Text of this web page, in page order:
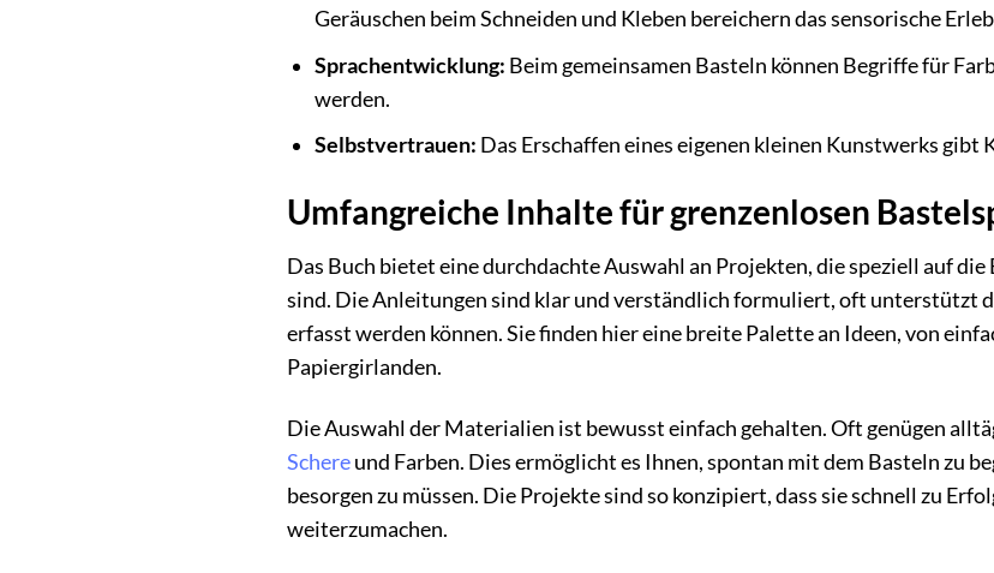
Geräuschen beim Schneiden und Kleben bereichern das sensorische
Sprachentwicklung: Beim gemeinsamen Basteln können Begriffe für
werden.
Selbstvertrauen: Das Erschaffen eines eigenen kleinen Kunstwerks
Umfangreiche Inhalte für grenzenlosen
Das Buch bietet eine durchdachte Auswahl an Projekten, die speziell auf
sind. Die Anleitungen sind klar und verständlich formuliert, oft unterstützt
erfasst werden können. Sie finden hier eine breite Palette an Ideen, von
Papiergirlanden.
Die Auswahl der Materialien ist bewusst einfach gehalten. Oft genügen
Schereund Farben. Dies ermöglicht es Ihnen, spontan mit dem Basteln zu
besorgen zu müssen. Die Projekte sind so konzipiert, dass sie schnell zu
weiterzumachen.